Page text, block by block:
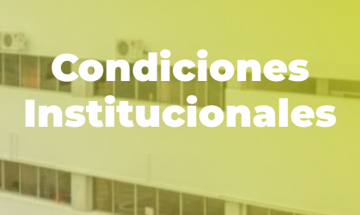
Condiciones
Institucionales